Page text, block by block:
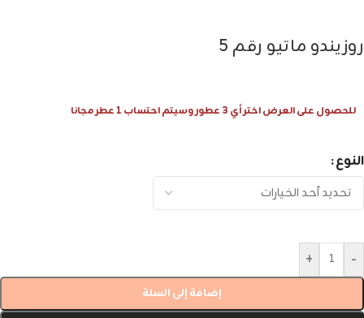
روزيندو ماتيو رقم 5
للحصول على العرض اختر أي 3 عطور وسيتم احتساب 1 عطر مجانا
النوع
-
+
إضافة إلى السلة